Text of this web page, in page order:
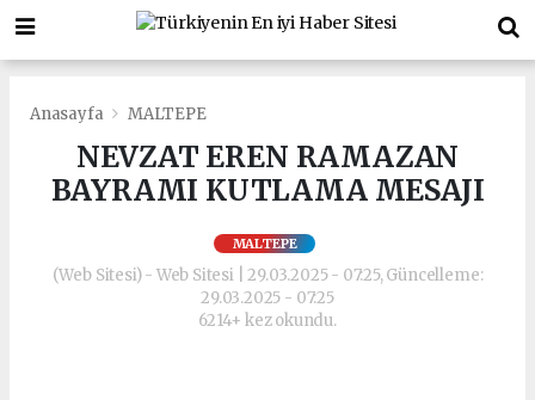
Anasayfa MALTEPE
NEVZAT EREN RAMAZAN
BAYRAMI KUTLAMA MESAJI
MALTEPE
(Web Sitesi) - Web Sitesi | 29.03.2025 - 07:25, Güncelleme:
29.03.2025 - 07:25
6214+ kez okundu.